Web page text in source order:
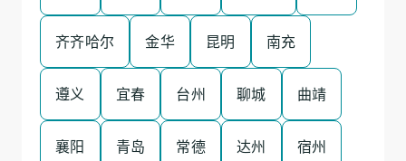
齐齐哈尔 金华 昆明 南充
遵义 宜春 台州 聊城 曲靖
襄阳 青岛 常德 达州 宿州